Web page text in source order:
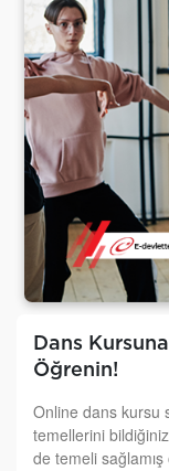
Dans
Öğrenin!
Online dans kursu
temellerini
de temeli